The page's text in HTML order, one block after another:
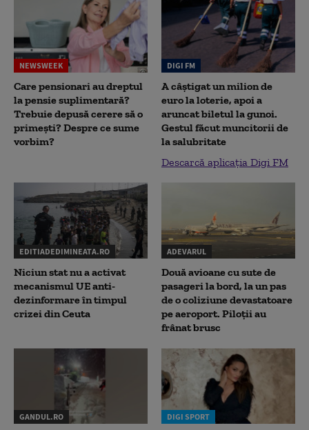
NEWSWEEK
Care pensionari au dreptul
la pensie suplimentară?
Trebuie depusă cerere să o
primești? Despre ce sume
vorbim?
DIGI FM
A câștigat un milion de
euro la loterie, apoi a
aruncat biletul la gunoi.
Gestul făcut muncitorii de
la salubritate
Descarcă aplicația Digi FM
EDITIADEDIMINEATA.RO
Niciun stat nu a activat
mecanismul UE anti-
dezinformare în timpul
crizei din Ceuta
ADEVARUL
Două avioane cu sute de
pasageri la bord, la un pas
de o coliziune devastatoare
pe aeroport. Piloții au
frânat brusc
GANDUL.RO DIGI SPORT